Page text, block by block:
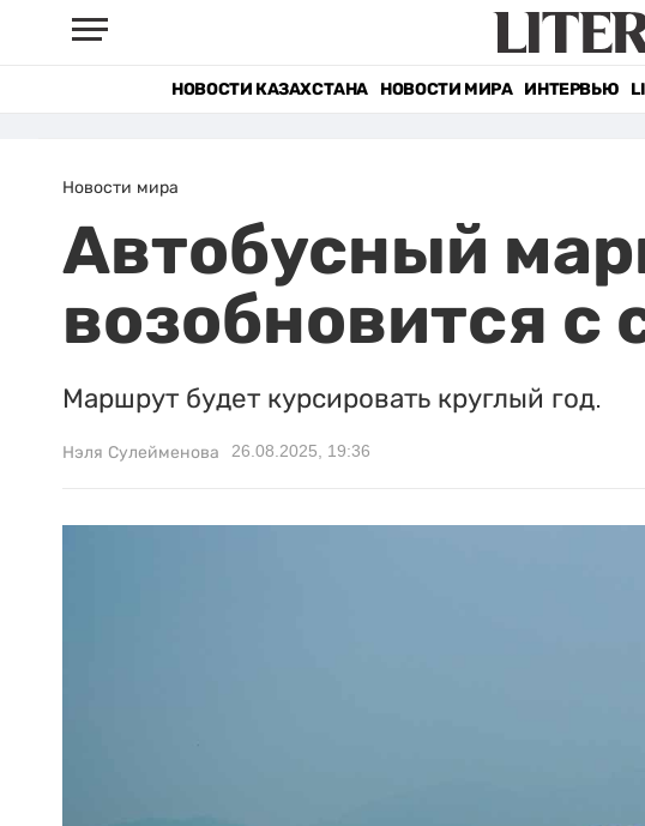
НОВОСТИ КАЗАХСТАНА НОВОСТИ МИРА ИНТЕРВЬЮ
Новости мира
Автобусный
возобновится с
Маршрут будет курсировать круглый год.
Нэля Сулейменова 26.08.2025, 19:36